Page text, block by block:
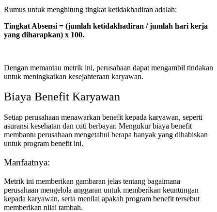
Rumus untuk menghitung tingkat ketidakhadiran adalah:
Tingkat Absensi = (jumlah ketidakhadiran / jumlah hari kerja
yang diharapkan) x 100.
Dengan memantau metrik ini, perusahaan dapat mengambil tindakan
untuk meningkatkan kesejahteraan karyawan.
Biaya Benefit Karyawan
Setiap perusahaan menawarkan benefit kepada karyawan, seperti
asuransi kesehatan dan cuti berbayar. Mengukur biaya benefit
membantu perusahaan mengetahui berapa banyak yang dihabiskan
untuk program benefit ini.
Manfaatnya:
Metrik ini memberikan gambaran jelas tentang bagaimana
perusahaan mengelola anggaran untuk memberikan keuntungan
kepada karyawan, serta menilai apakah program benefit tersebut
memberikan nilai tambah.